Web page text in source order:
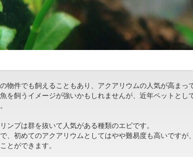
物件でも飼えることもあり、アクアリウムの人気が高まっ
を飼うイメージが強いかもしれませんが、近年ペットとし
ンプは群を抜いて人気がある種類のエビです。
、初めてのアクアリウムとしてはやや難易度も高いですが
とができます。